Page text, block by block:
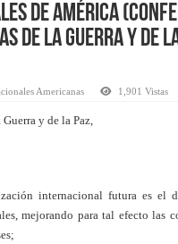
de América
de la Guerra y de la
Americanas 1,901 Vistas
y de la Paz,
internacional fu­tura es el
mejorando para tal efecto las